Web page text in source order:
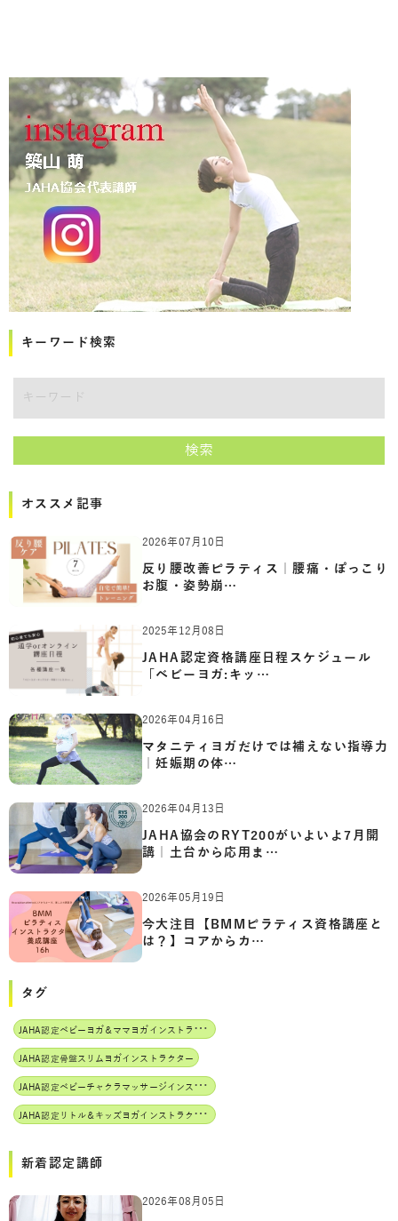
キーワード検索
検索
オススメ記事
2026年07月10日
反り腰改善ピラティス｜腰痛・ぽっこり
お腹・姿勢崩…
2025年12月08日
JAHA認定資格講座日程スケジュール
「ベビーヨガ:キッ…
2026年04月16日
マタニティヨガだけでは補えない指導力
｜妊娠期の体…
2026年04月13日
JAHA協会のRYT200がいよいよ7月開
講｜土台から応用ま…
2026年05月19日
今大注目【BMMピラティス資格講座と
は？】コアからカ…
タグ
J
AHA認定ベビーヨガ＆ママヨガインストラクター
JAHA認定骨盤スリムヨガインストラクター
J
AHA認定ベビーチャクラマッサージインストラクター
J
AHA認定リトル＆キッズヨガインストラクター
新着認定講師
2026年08月05日